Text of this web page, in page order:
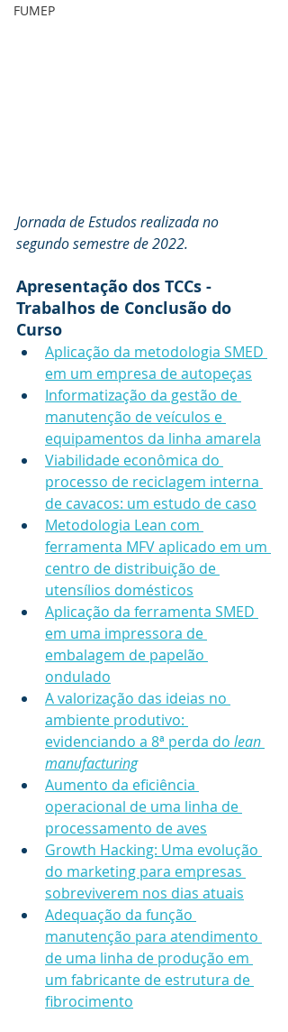
FUMEP
Jornada de Estudos realizada no
segundo semestre de 2022.
Apresentação dos TCCs -
Trabalhos de Conclusão do
Curso
Aplicação da metodologia SMED
em um empresa de autopeças
Informatização da gestão de
manutenção de veículos e
equipamentos da linha amarela
Viabilidade econômica do
processo de reciclagem interna
de cavacos: um estudo de caso
Metodologia Lean com
ferramenta MFV aplicado em um
centro de distribuição de
utensílios domésticos
Aplicação da ferramenta SMED
em uma impressora de
embalagem de papelão
ondulado
A valorização das ideias no
ambiente produtivo:
evidenciando a 8ª perda do lean
manufacturing
Aumento da eficiência
operacional de uma linha de
processamento de aves
Growth Hacking: Uma evolução
do marketing para empresas
sobreviverem nos dias atuais
Adequação da função
manutenção para atendimento
de uma linha de produção em
um fabricante de estrutura de
fibrocimento